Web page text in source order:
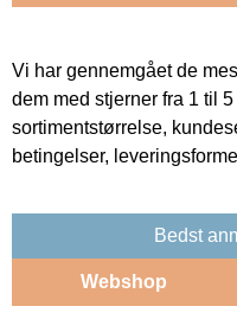
Vi har gennemgået de
dem med stjerner fra 1 til
sortimentstørrelse,
betingelser,
Bedst
Webshop